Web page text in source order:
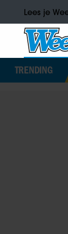
Lees je
TRENDING
leeftijd met